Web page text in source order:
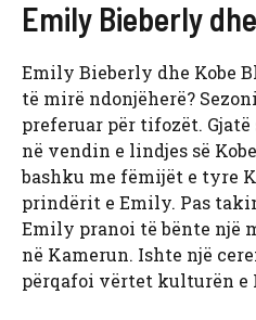
Emily Bieberly
Emily Bieberly dhe Kobe
të mirë ndonjëherë?
preferuar për tifozët.
në vendin e lindjes së
bashku me fëmijët e tyre
prindërit e Emily. Pas
Emily pranoi të bënte një
në Kamerun. Ishte një
përqafoi vërtet kulturën e